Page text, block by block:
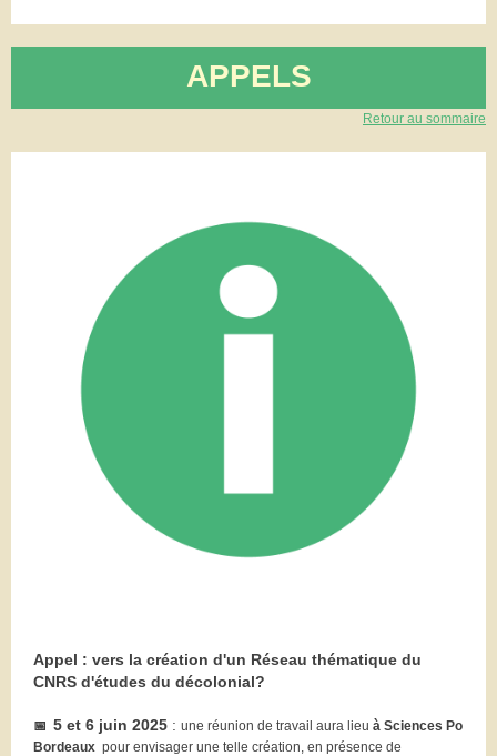
APPELS
Retour au sommaire
Appel : vers la création d'un Réseau thématique du
CNRS d'études du décolonial?
📅 5 et 6 juin 2025 : une réunion de travail aura lieu à Sciences Po
Bordeaux pour envisager une telle création, en présence de